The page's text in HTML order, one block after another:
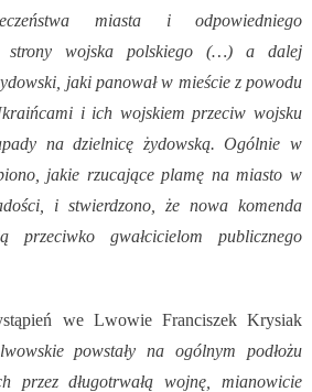
miasta i odpowiedniego
strony wojska polskiego (…) a dalej
jaki panował w mieście z powodu
i ich wojskiem przeciw wojsku
na dzielnicę żydowską. Ogólnie w
jakie rzucające plamę na miasto w
i stwierdzono, że nowa komenda
przeciwko gwałcicielom publicznego
we Lwowie Franciszek Krysiak
powstały na ogólnym podłożu
przez długotrwałą wojnę, mianowicie